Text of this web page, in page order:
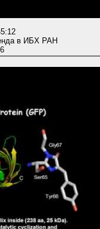
5:12
в ИБХ РАН